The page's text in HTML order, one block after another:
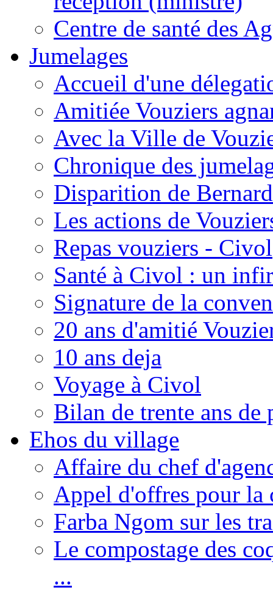
Centre de santé des
Jumelages
Accueil d'une
Amitiée Vouziers
Avec la Ville de
Chronique des
Disparition de
Les actions de
Repas vouziers - Civol
Santé à Civol : un
Signature de la
20 ans d'amitié
10 ans deja
Voyage à Civol
Bilan de trente ans
Ehos du village
Affaire du chef
Appel d'offres pour la
Farba Ngom sur les
Le compostage des
...